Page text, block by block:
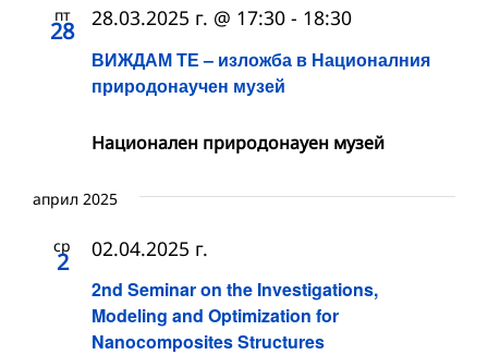
пт
28
ВИЖДАМ ТЕ – изложба в Националния
природонаучен музей
28.03.2025 г. @ 17:30 - 18:30
Национален природонауен музей
април 2025
ср
2
2nd Seminar on the Investigations,
Modeling and Optimization for
Nanocomposites Structures
02.04.2025 г.